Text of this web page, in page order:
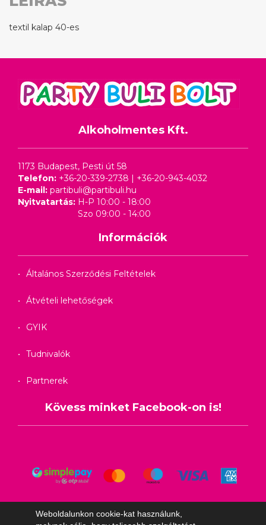
textil kalap 40-es
Alkoholmentes Kft.
1173 Budapest, Pesti út 58
Telefon: +36-20-339-2738 | +36-20-943-4032
E-mail: partibuli@partibuli.hu
Nyitvatartás: H-P 10:00 - 18:00
Szo 09:00 - 14:00
Információk
Általános Szerződési Feltételek
Átvételi lehetőségek
GYIK
Tudnivalók
Partnerek
Kövess minket Facebook-on is!
Weboldalunkon cookie-kat használunk,